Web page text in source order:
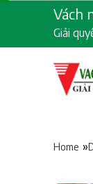
content
Vách
Giải
Home »